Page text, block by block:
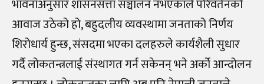
भावनाअनुसार शासनसत्ता सञ्चालन नभएकाले परिवर्तनको
आवाज उठेको हो, बहुदलीय व्यवस्थामा जनताको निर्णय
शिरोधार्य हुन्छ, संसदमा भएका दलहरुले कार्यशैली सुधार
गर्दै लोकतन्त्रलाई संस्थागत गर्न सकेनन् भने अर्को आन्दोलन